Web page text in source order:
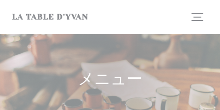
LA TABLE D'YVAN
メニュー